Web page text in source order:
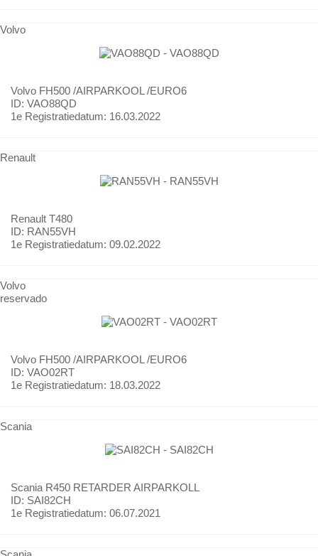
Volvo
Volvo FH500 /AIRPARKOOL /EURO6
ID: VAO88QD
1e Registratiedatum: 16.03.2022
Renault
Renault T480
ID: RAN55VH
1e Registratiedatum: 09.02.2022
Volvo
reservado
Volvo FH500 /AIRPARKOOL /EURO6
ID: VAO02RT
1e Registratiedatum: 18.03.2022
Scania
Scania R450 RETARDER AIRPARKOLL
ID: SAI82CH
1e Registratiedatum: 06.07.2021